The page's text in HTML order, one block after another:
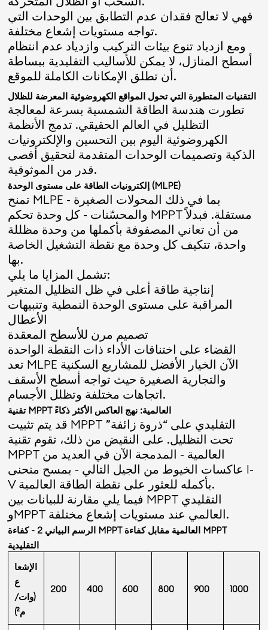
فهي لا تعالج فقدان عدم التطابق بين الوحدات التي
تواجه مستويات إشعاع مختلفة.
ومع ازدياد تنوع بيئات التركيب وازدياد عدم انتظام
أسطح المنازل، لا يمكن للأساليب التقليدية ببساطة
أن تطلق الإمكانات الكاملة للموقع.
التقنيات المتطورة التي تحول المواقع الكهروضوئية المعرضة للظلال
تطورت هندسة الطاقة الشمسية بسرعة لمعالجة
التظليل في العالم الحقيقي. تدمج الأنظمة
الكهروضوئية اليوم بين التحسين والإلكترونيات
الذكية وتصميمات الوحدات المتقدمة لتحقيق أقصى
قدر من الموثوقية.
إلكترونيات الطاقة على مستوى الوحدة (MLPE)
تمنح MLPE - بما في ذلك المحولات الصغيرة
والمحسّنات - كل وحدة تحكم MPPT مستقلة. فبدلاً
من أن تعاني المصفوفة بأكملها من وحدة مظللة
واحدة، تتكيف كل وحدة مع نقطة التشغيل الخاصة
بها.
تشمل المزايا ما يلي:
إنتاجية طاقة أعلى في ظل التظليل المتغير
المراقبة على مستوى الوحدة النمطية وتنبيهات
الأعطال
تصميم مرن للأسطح المعقدة
القضاء على اختناقات الأداء ذات النقطة الواحدة
تعد MLPE الآن الخيار الأفضل للمشاريع السكنية
والتجارية الصغيرة حيث تواجه أسطح الأسقف
اتجاهات مختلفة وتظلل الأجسام.
تقنية MPPT العالمية: نهج العاكس الأكثر ذكاءً
قد يتم تثبيت MPPT التقليدي على “ذروة زائفة”
تحت التظليل. على النقيض من ذلك، تقوم تقنية
MPPT العالمية - المدمجة الآن في العديد من
عاكسات الخيوط من الجيل التالي - بمسح منحنى I-
V بأكمله للعثور على نقطة الطاقة العالمية.
فيما يلي مقارنة للبيانات بين MPPT التقليدي
وMPPT العالمي عند مستويات إشعاع مختلفة.
الرسم البياني 2 - كفاءة MPPT العالمية مقابل كفاءة MPPT
التقليدية
الإشعا
ع
(وات/
م²)
200 400 600 800 900 1000